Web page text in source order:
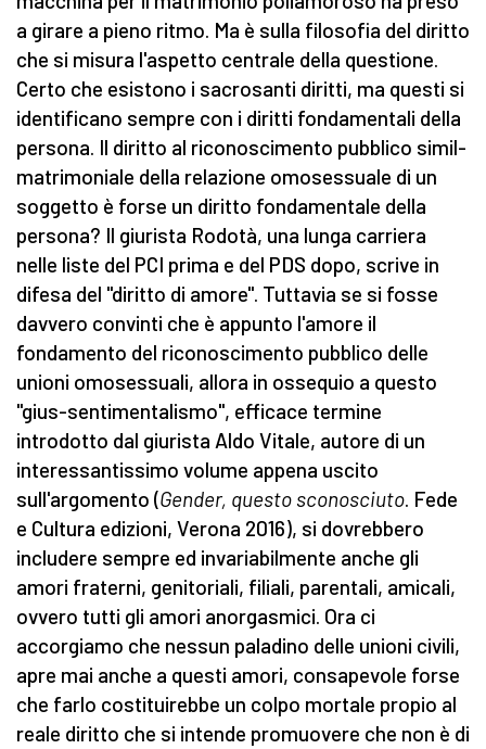
a girare a pieno ritmo. Ma è sulla filosofia del diritto
che si misura l'aspetto centrale della questione.
Certo che esistono i sacrosanti diritti, ma questi si
identificano sempre con i diritti fondamentali della
persona. Il diritto al riconoscimento pubblico simil-
matrimoniale della relazione omosessuale di un
soggetto è forse un diritto fondamentale della
persona? Il giurista Rodotà, una lunga carriera
nelle liste del PCI prima e del PDS dopo, scrive in
difesa del "diritto di amore". Tuttavia se si fosse
davvero convinti che è appunto l'amore il
fondamento del riconoscimento pubblico delle
unioni omosessuali, allora in ossequio a questo
"gius-sentimentalismo", efficace termine
introdotto dal giurista Aldo Vitale, autore di un
interessantissimo volume appena uscito
sull'argomento (Gender, questo sconosciuto. Fede
e Cultura edizioni, Verona 2016), si dovrebbero
includere sempre ed invariabilmente anche gli
amori fraterni, genitoriali, filiali, parentali, amicali,
ovvero tutti gli amori anorgasmici. Ora ci
accorgiamo che nessun paladino delle unioni civili,
apre mai anche a questi amori, consapevole forse
che farlo costituirebbe un colpo mortale propio al
reale diritto che si intende promuovere che non è di